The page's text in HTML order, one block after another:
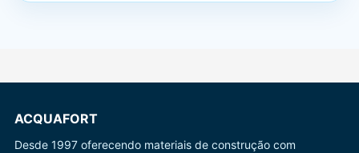
ACQUAFORT
Desde 1997 oferecendo materiais de construção com